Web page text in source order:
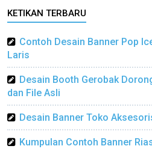
KETIKAN TERBARU
Contoh Desain Banner Pop
Laris
Desain Booth Gerobak
dan File Asli
Desain Banner Toko
Kumpulan Contoh Banner